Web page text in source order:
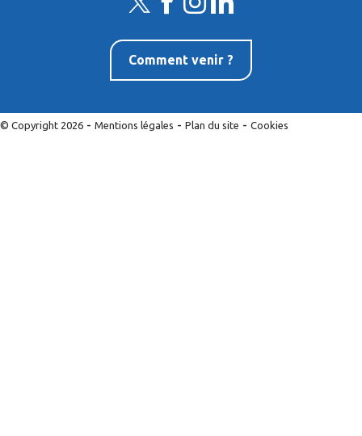
Comment venir ?
© Copyright 2026 - Mentions légales - Plan du site - Cookies